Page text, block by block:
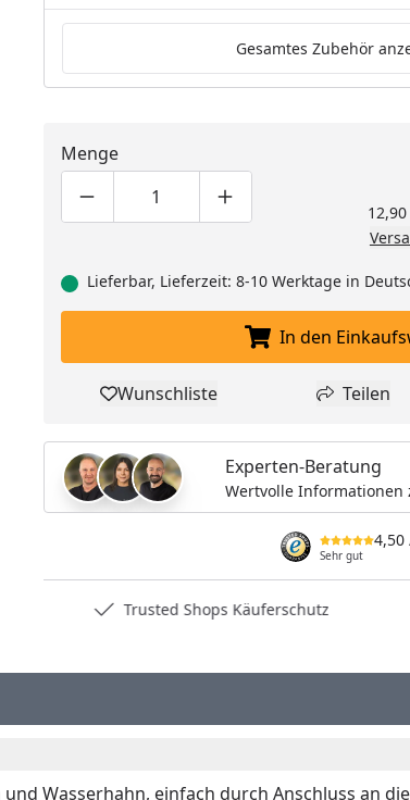
Gesamtes Zubehör
Menge
Produktmenge um eins verringern
Produktmenge manuell
Produktmenge um
Lieferbar, Lieferzeit: 8-10 Werktage in
In den
In den
Produkt zur Wunschliste
Wunschliste Teilen
Teilen
Experten-Beratung
Wertvolle Informationen
4,50
Sehr gut
Trusted Shops Käuferschutz
Wasserhahn, einfach durch Anschluss an